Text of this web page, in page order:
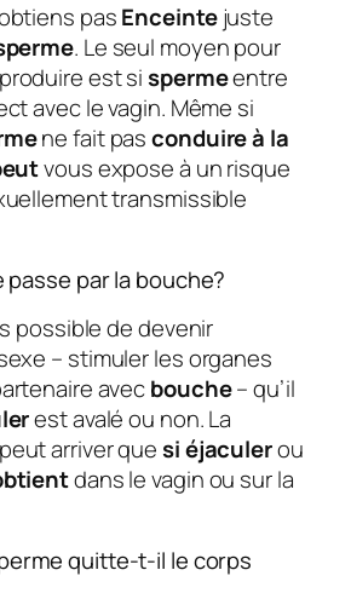
pasEnceintejuste
. Le seul moyen pour
est sispermeentre
avec le vagin. Même si
ne fait pasconduire à la
vous expose à un risque
transmissible
passe par la bouche?
possible de devenir
– stimuler les organes
avecbouche– qu’il
est avalé ou non. La
arriver quesi éjaculerou
dans le vagin ou sur la
quitte-t-il le corps